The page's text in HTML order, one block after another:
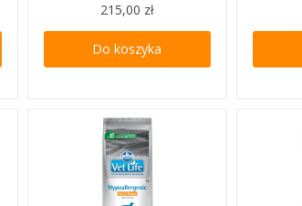
215,00 zł
Do koszyka